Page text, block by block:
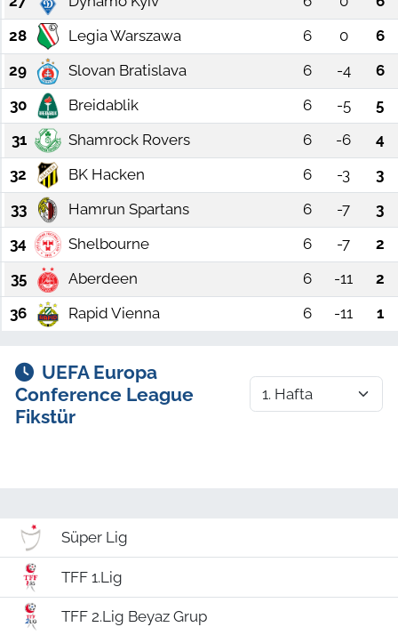
28
Legia Warszawa 6 0
6
29
Slovan Bratislava 6 -4
6
30
Breidablik 6 -5
5
31
Shamrock Rovers 6 -6
4
32
BK Hacken 6 -3
3
33
Hamrun Spartans 6 -7
3
34
Shelbourne 6 -7
2
35
Aberdeen 6 -11
2
36
Rapid Vienna 6 -11 1
UEFA Europa
Conference League
Fikstür
Süper Lig
TFF 1.Lig
TFF 2.Lig Beyaz Grup